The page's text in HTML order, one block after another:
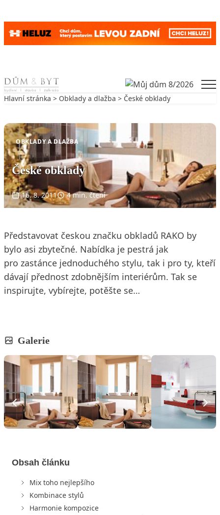
Skip to content
Hlavní stránka > Obklady a dlažba > České obklady
OBKLADY A DLAŽBA
České obklady
16. 8. 2011 4 min. čtení
Představovat českou značku obkladů RAKO by
bylo asi zbytečné. Nabídka je pestrá jak
pro zastánce jednoduchého stylu, tak i pro ty, kteří
dávají přednost zdobnějším interiérům. Tak se
inspirujte, vybírejte, potěšte se…
Galerie
Obsah článku
Mix toho nejlepšího
Kombinace stylů
Harmonie kompozice